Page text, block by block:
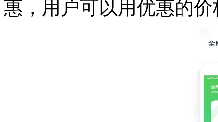
惠，用户可以用优惠的